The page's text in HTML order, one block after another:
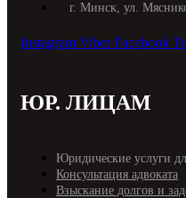
г. Минск, ул.
Instagram Viber Facebook
ЮР. ЛИЦАМ
Юридические услуги
Консультация адвоката
Взыскание долгов и